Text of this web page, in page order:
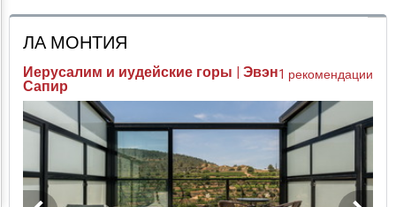
Проверка цен
ЛА МОНТИЯ
Иерусалим и иудейские горы | Эвэн
Сапир
1 рекомендации